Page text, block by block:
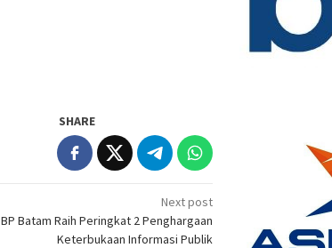
SHARE
Next post
BP Batam Raih Peringkat 2 Penghargaan
Keterbukaan Informasi Publik